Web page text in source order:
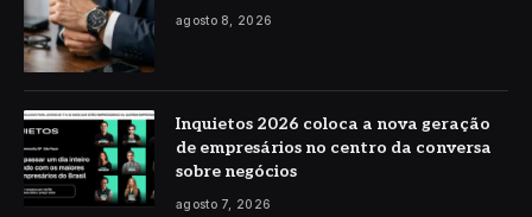
agosto 8, 2026
Inquietos 2026 coloca a nova geração
de empresários no centro da conversa
sobre negócios
agosto 7, 2026